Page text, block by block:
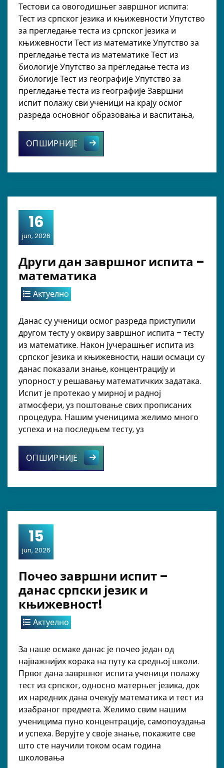
Тестови са овогодишњег завршног испита:
Тест из српског језика и књижевности Упутство
за прегледање теста из српског језика и
књижевности Тест из математике Упутство за
прегледање теста из математике Тест из
биологије Упутство за прегледање теста из
биологије Тест из географије Упутство за
прегледање теста из географије Завршни
испит полажу сви ученици на крају осмог
разреда основног образовања и васпитања,
ОПШИРНИЈЕ ЗАВРШНИ ИСПИТ
16
jun, 2026
Други дан завршног испита –
математика
Актуелно
Данас су ученици осмог разреда приступили
другом тесту у оквиру завршног испита – тесту
из математике. Након јучерашњег испита из
српског језика и књижевности, наши осмаци су
данас показали знање, концентрацију и
упорност у решавању математичких задатака.
Испит је протекао у мирној и радној
атмосфери, уз поштовање свих прописаних
процедура. Нашим ученицима желимо много
успеха и на последњем тесту, уз
ОПШИРНИЈЕ Други дан завршног испита –
15
jun, 2026
Почео завршни испит –
данас српски језик и
књижевност!
Актуелно
За наше осмаке данас је почео један од
најважнијих корака на путу ка средњој школи.
Првог дана завршног испита ученици полажу
тест из српског, односно матерњег језика, док
их наредних дана очекују математика и тест из
изабраног предмета. Желимо свим нашим
ученицима пуно концентрације, самопоуздања
и успеха. Верујте у своје знање, покажите све
што сте научили током осам година
школовања